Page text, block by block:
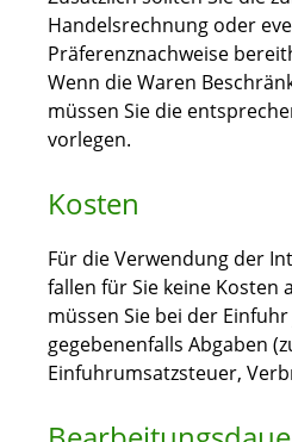
Handelsrechnung oder
Präferenznachweise
Wenn die Waren
müssen Sie die
vorlegen.
Kosten
Für die Verwendung der
fallen für Sie keine Kosten
müssen Sie bei der
gegebenenfalls Abgaben
Einfuhrumsatzsteuer,